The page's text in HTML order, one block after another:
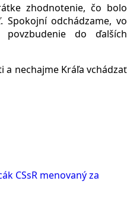
zhodnotenie, čo bolo
odchádzame, vo
do ďalších
a nechajme Kráľa vchádzať